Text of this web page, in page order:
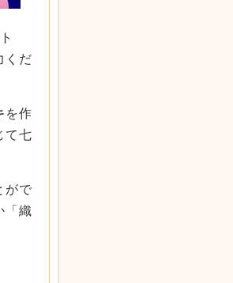
くだ
を作
て七
がで
「織